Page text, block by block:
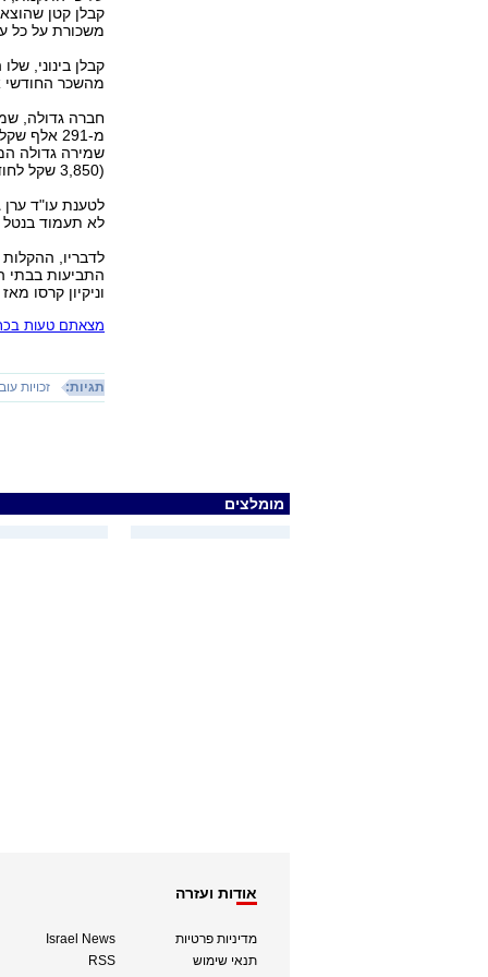
משכורת על כל עובד או 30 אלף
מהשכר החודשי או 150 אלף שקל, הגבוה
(3,850 שקל לחודש), תידרש להפקיד כ-9.6 מיליון שקל.
לטענת עו"ד
לא תעמוד בנטל
לדבריו,
התביעות בבתי
וניקיון קרסו מאז 2004. שתיים מהן העסיקו יותר מ-1,000 עובדים.
מצאתם טעות
תגיות: זכויות
מומלצים
אודות ועזרה
מדיניות פרטיות
תנאי שימוש
Israel News
RSS